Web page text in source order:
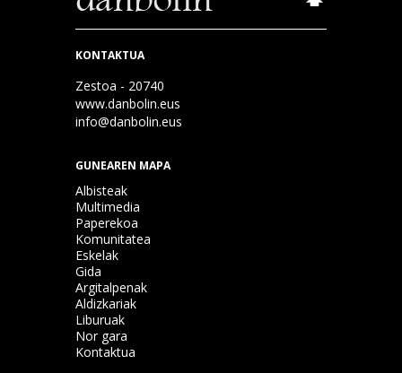
KONTAKTUA
Zestoa - 20740
www.danbolin.eus
info@danbolin.eus
GUNEAREN MAPA
Albisteak
Multimedia
Paperekoa
Komunitatea
Eskelak
Gida
Argitalpenak
Aldizkariak
Liburuak
Nor gara
Kontaktua